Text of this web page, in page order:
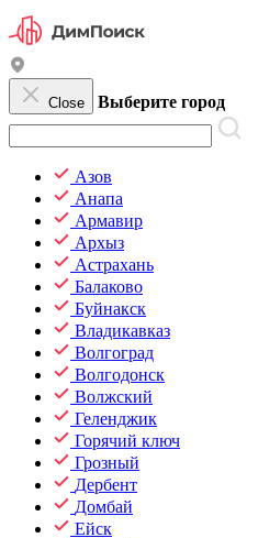
Close Выберите город
Азов
Анапа
Армавир
Архыз
Астрахань
Балаково
Буйнакск
Владикавказ
Волгоград
Волгодонск
Волжский
Геленджик
Горячий ключ
Грозный
Дербент
Домбай
Ейск